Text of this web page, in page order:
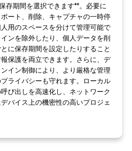
存期間を選択できます**。必要に
ート、削除、キャプチャの一時停
用のスペースを分けて管理可能で
ンを除外したり、個人データを削
に保存期間を設定したりすること
保護を両立できます。さらに、デ
イン制御により、より厳格な管理
ライバシーも守れます。ローカル
び出しを高速化し、ネットワーク
バイス上の機密性の高いプロジェ